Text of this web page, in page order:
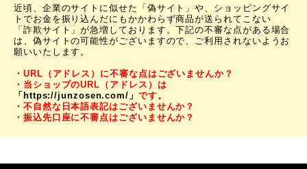
近頃、企業のサイトに似せた「偽サイト」や、ショッピングサイ
トでお金を振り込んだにもかかわらず商品が送られてこない
「詐欺サイト」が急増しております。下記の不審な点がある場合
は、偽サイトの可能性がございますので、ご利用されないようお
願いいたします。
・URL（アドレス）に不審な点はございませんか？
・当ショップのURL（アドレス）は
「https://junzosen.com/」 です。
・不自然な日本語表記はございませんか？
・振込先口座に不審点はございませんか？